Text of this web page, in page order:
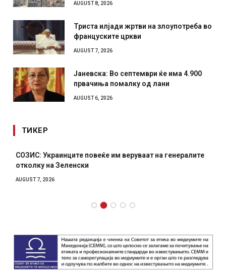
AUGUST 8, 2026
Триста илјади жртви на злоупотреба во
француските цркви
AUGUST 7, 2026
Јаневска: Во септември ќе има 4.900
првачиња помалку од лани
AUGUST 6, 2026
ТИКЕР
СОЗИС: Украинците повеќе им веруваат на генералите
отколку на Зеленски
AUGUST 7, 2026